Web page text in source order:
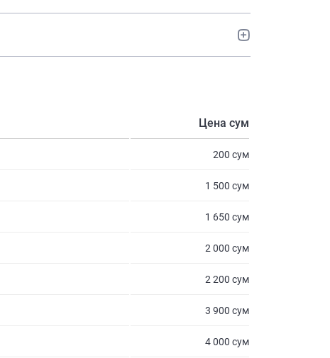
Цена сум
200 сум
1 500 сум
1 650 сум
2 000 сум
2 200 сум
3 900 сум
4 000 сум